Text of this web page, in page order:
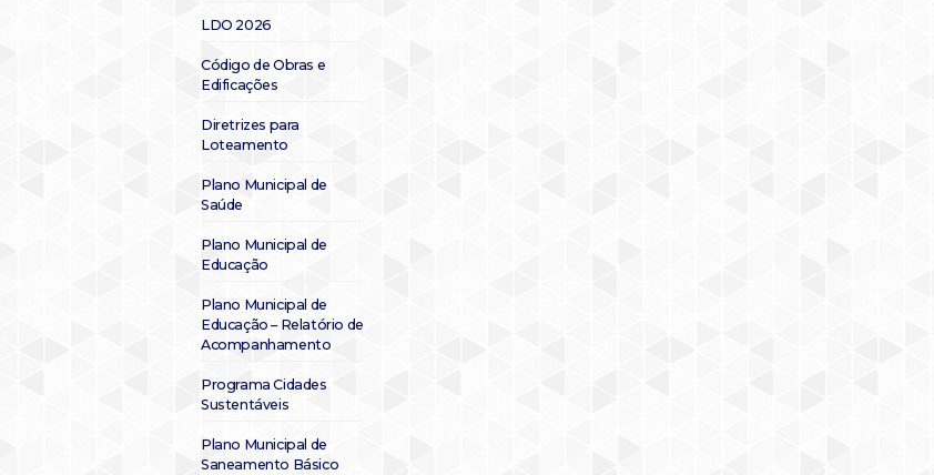
LDO 2026
Código de Obras e
Edificações
Diretrizes para
Loteamento
Plano Municipal de
Saúde
Plano Municipal de
Educação
Plano Municipal de
Educação – Relatório de
Acompanhamento
Programa Cidades
Sustentáveis
Plano Municipal de
Saneamento Básico